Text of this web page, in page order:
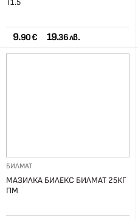
Т1.5
9.90 € 19.36 лв.
БИЛМАТ
МАЗИЛКА БИЛЕКС БИЛМАТ 25КГ
ПМ